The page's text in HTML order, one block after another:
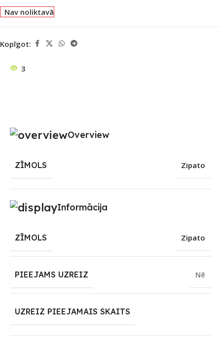
Nav noliktavā
Kopīgot:
3
Overview
ZĪMOLS Zipato
Informācija
ZĪMOLS Zipato
PIEEJAMS UZREIZ Nē
UZREIZ PIEEJAMAIS SKAITS